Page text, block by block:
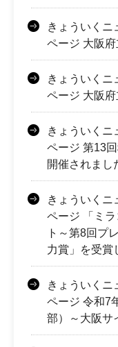
きょういくニ
ページ 大阪
きょういくニ
ページ 大阪
きょういくニ
ページ 第13
開催されまし
きょういくニ
ページ 「ミ
ト～第8回プ
力賞」を受賞
きょういくニ
ページ 令和7
部）～大阪サ